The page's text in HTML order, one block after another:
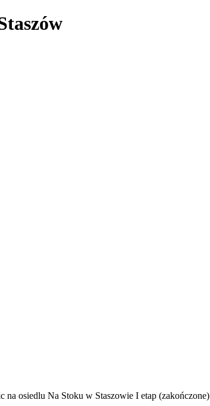
osiedlu Na Stoku w Staszowie I etap (zakończone)